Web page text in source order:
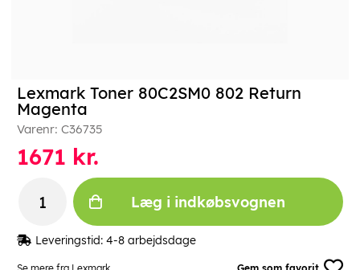
Lexmark Toner 80C2SM0 802 Return
Magenta
Varenr: C36735
1671 kr.
Læg i indkøbsvognen
Leveringstid: 4-8 arbejdsdage